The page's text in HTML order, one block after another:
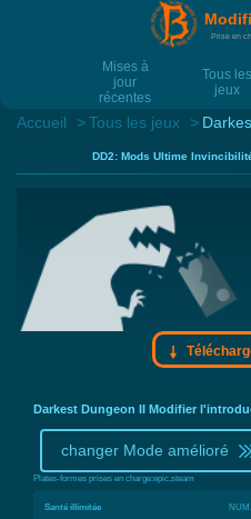
Prise en
Mises à
jour
récentes
Tous les
jeux
Accueil Tous les jeux
DD2: Mods Ultime
Télécharger
Darkest Dungeon II Modifier
changer Mode amélioré
Plates-formes prises en charge:epic,steam
Santé illimitée